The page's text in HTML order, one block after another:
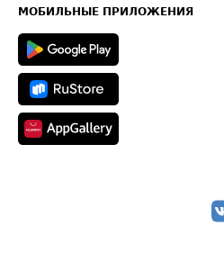
Техническая информация
МОБИЛЬНЫЕ ПРИЛОЖЕНИЯ